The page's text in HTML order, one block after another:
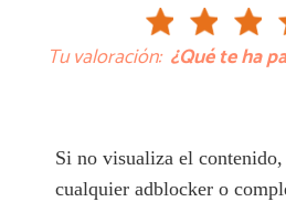
Tu valoración: ¿Qué te ha
Si no visualiza el contenido,
cualquier adblocker o